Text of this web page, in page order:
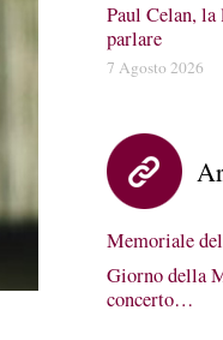
Paul Celan,
parlare
7 Agosto 2026
Memoriale
Giorno della
concerto…